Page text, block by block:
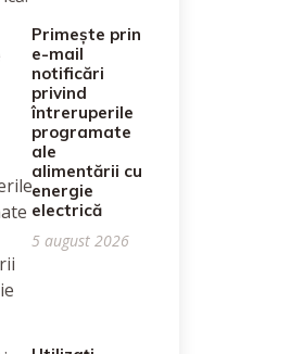
Primește prin
e-mail
notificări
privind
întreruperile
programate
ale
alimentării cu
energie
electrică
5 august 2026